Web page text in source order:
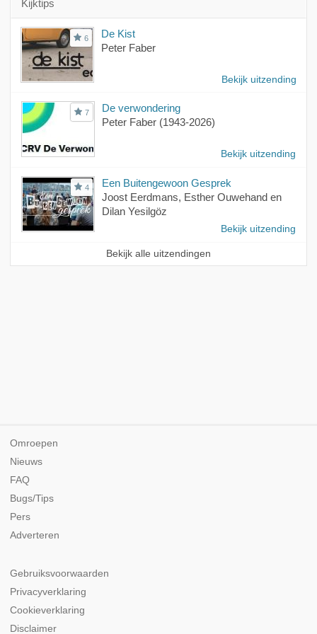
Kijktips
6
De Kist
Peter Faber
Bekijk uitzending
7
De verwondering
Peter Faber (1943-2026)
Bekijk uitzending
4
Een Buitengewoon Gesprek
Joost Eerdmans, Esther Ouwehand en
Dilan Yesilgöz
Bekijk uitzending
Bekijk alle uitzendingen
Omroepen
Nieuws
FAQ
Bugs/Tips
Pers
Adverteren
Gebruiksvoorwaarden
Privacyverklaring
Cookieverklaring
Disclaimer